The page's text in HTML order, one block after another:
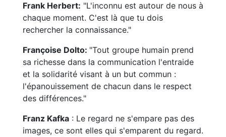
Frank Herbert: "L'inconnu est autour de nous à
chaque moment. C'est là que tu dois
rechercher la connaissance."
Françoise Dolto: "Tout groupe humain prend
sa richesse dans la communication l'entraide
et la solidarité visant à un but commun :
l'épanouissement de chacun dans le respect
des différences."
Franz Kafka : Le regard ne s'empare pas des
images, ce sont elles qui s'emparent du regard.